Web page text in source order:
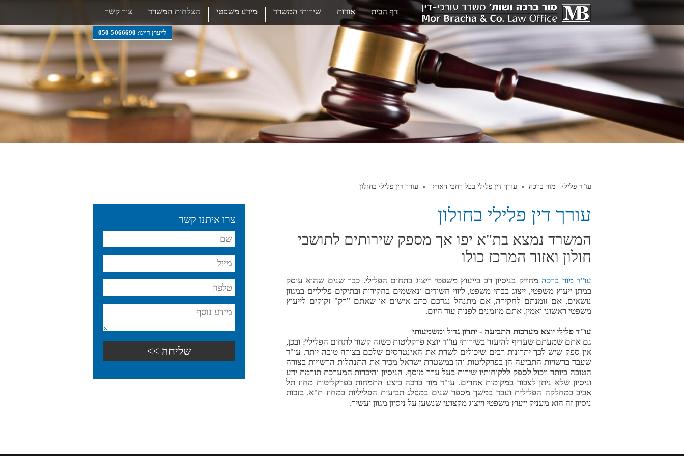
דף הבית אודות שירותי המשרד מידע משפטי הצלחות המשרד צור קשר
לייעוץ חייגו: 050-5066690
עו"ד פלילי - מור ברכה עורך דין פלילי בכל רחבי הארץ עורך דין פלילי בחולון
עורך דין פלילי בחולון
המשרד נמצא בת"א יפו אך מספק שירותים לתושבי
חולון ואזור המרכז כולו
עו"ד מור ברכה מחזיק בניסיון רב בייעוץ משפטי וייצוג בתחום הפלילי. כבר שנים שהוא עוסק
במתן ייעוץ משפטי, ייצוג בבתי משפט, ליווי חשודים ונאשמים בחקירות ובתיקים פליליים במגוון
נושאים. אם זומנתם לחקירה, אם מתנהל נגדכם כתב אישום או שאתם "רק" זקוקים לייעוץ
משפטי ראשוני ואמין, אתם מוזמנים לפנות עוד היום.
עו"ד פלילי יוצא מערכות התביעה - יתרון גדול ומשמעותי
גם אתם שמעתם שעדיף להיעזר בשירותי עו"ד יוצא פרקליטות כשזה קשור לתחום הפלילי? ובכן,
אין ספק שיש לכך יתרונות רבים שיכולים לשרת את האינטרסים שלכם בצורה טובה יותר. עו"ד
שעבד ברשויות התביעה הן בפרקליטות והן במשטרת ישראל מכיר את התנהלות הרשויות בצורה
הטובה ביותר ויכול לספק ללקוחותיו שירות בעל ערך מוסף. הניסיון והיכרות המערכת תורמת ידע
וניסיון שלא ניתן לצבור במקומות אחרים. עו"ד מור ברכה ביצע התמחות בפרקליטות מחוז תל
אביב במחלקה הפלילית ועבד במשך מספר שנים במפלג תביעות הפליליות במחוז ת"א. בזכות
ניסיון זה הוא מעניק ייעוץ משפטי וייצוג מקצועי שנשען על ניסיון מגוון ועשיר.
צרו איתנו קשר